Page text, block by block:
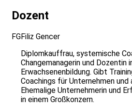
Dozent
FGFiliz Gencer
Diplomkauffrau, systemische
Changemanagerin und Dozentin
Erwachsenenbildung. Gibt
Coachings für Unternehmen und
Ehemalige Unternehmerin und
in einem Großkonzern.